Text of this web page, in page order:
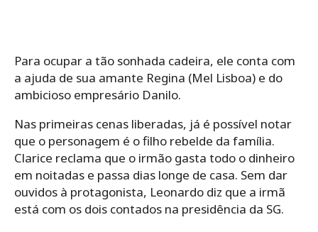
Para ocupar a tão sonhada cadeira, ele conta com
a ajuda de sua amante Regina (Mel Lisboa) e do
ambicioso empresário Danilo.
Nas primeiras cenas liberadas, já é possível notar
que o personagem é o filho rebelde da família.
Clarice reclama que o irmão gasta todo o dinheiro
em noitadas e passa dias longe de casa. Sem dar
ouvidos à protagonista, Leonardo diz que a irmã
está com os dois contados na presidência da SG.